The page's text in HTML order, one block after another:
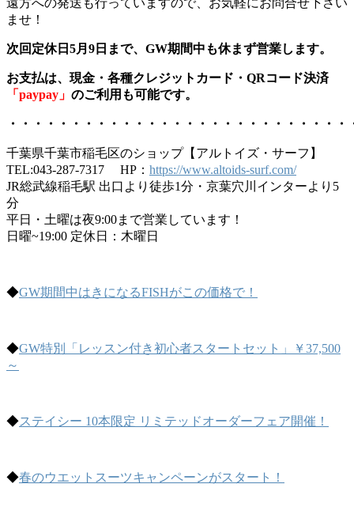
ませ！
次回定休日5月9日まで、GW期間中も休まず営業します。
お支払は、現金・各種クレジットカード・QRコード決済
「paypay」 のご利用も可能です。
・・・・・・・・・・・・・・・・・・・・・・・・・・
千葉県千葉市稲毛区のショップ【アルトイズ・サーフ】
TEL:043-287-7317 HP： https://www.altoids-surf.com/
JR総武線稲毛駅 出口より徒歩1分・京葉穴川インターより5
分
平日・土曜は夜9:00まで営業しています！
日曜~19:00 定休日：木曜日
◆GW期間中はきになるFISHがこの価格で！
◆GW特別「レッスン付き初心者スタートセット」￥37,500
～
◆ステイシー 10本限定 リミテッドオーダーフェア開催！
◆春のウエットスーツキャンペーンがスタート！